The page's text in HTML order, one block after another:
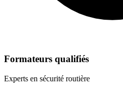
Formateurs qualifiés
Experts en sécurité routière